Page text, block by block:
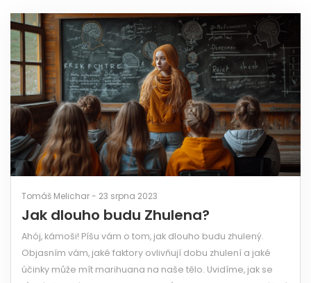
Tomáš Melichar - 23 srpna 2023
Jak dlouho budu Zhulena?
Ahój, kámoši! Píšu vám o tom, jak dlouho budu zhulený.
Objasním vám, jaké faktory ovlivňují dobu zhulení a jaké
účinky může mít marihuana na naše tělo. Uvidíme, jak se